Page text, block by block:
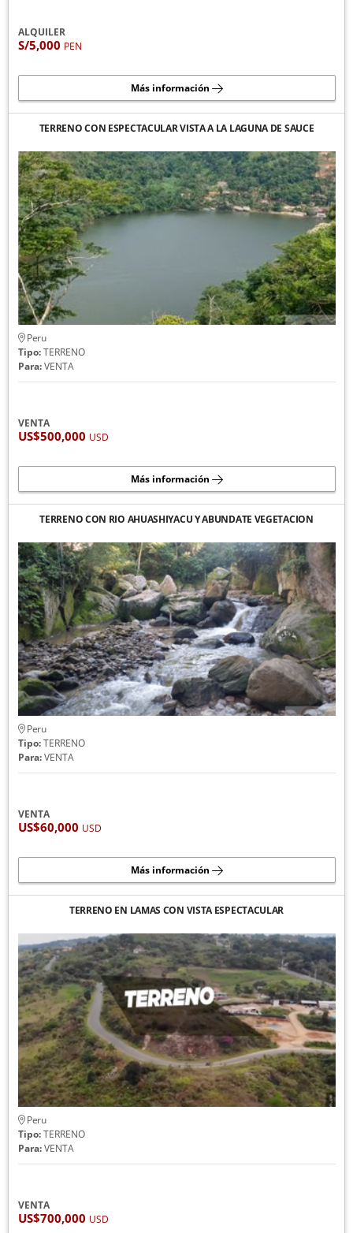
ALQUILER
S/5,000 PEN
Más información
TERRENO CON ESPECTACULAR VISTA A LA LAGUNA DE SAUCE
Peru
Tipo:TERRENO
Para:VENTA
VENTA
US$500,000 USD
Más información
TERRENO CON RIO AHUASHIYACU Y ABUNDATE VEGETACION
Peru
Tipo:TERRENO
Para:VENTA
VENTA
US$60,000 USD
Más información
TERRENO EN LAMAS CON VISTA ESPECTACULAR
Peru
Tipo:TERRENO
Para:VENTA
VENTA
US$700,000 USD